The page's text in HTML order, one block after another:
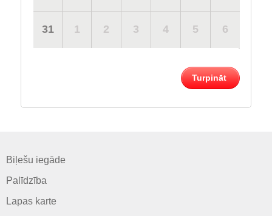
31 1 2 3 4 5 6
Turpināt
Biļešu iegāde
Palīdzība
Lapas karte